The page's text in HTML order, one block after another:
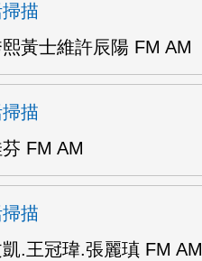
描
黃士維許辰陽 FM AM
描
FM AM
描
.王冠瑋.張麗瑱 FM AM